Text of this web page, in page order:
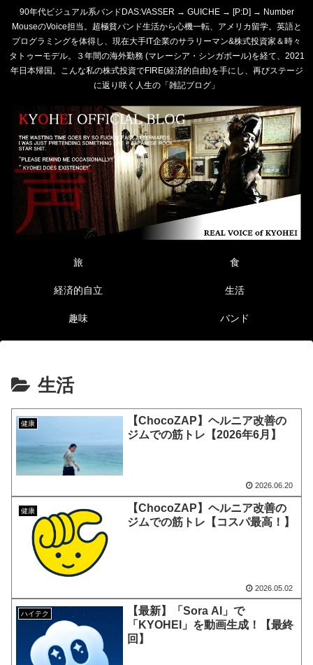
90年代ビジュアル系バンドDAS:VASSER → GUICHE → [P:D] → Number
MouseのVoice担当。超極貧バンド生活から心機一転、アメリカ留学。英語と
プログラミングを体得し、現在大手IT企業のサラリーマン&株式投資家＆時々
タトゥーモデル。３年間の海外勤務 (マレーシア・シンガポール)を経て、2021
年日本帰国。こんな私の株式投資でFIRE(経済的自由)を手にし、再びステージ
に返り咲く人生の「雑記ブログ」
旅 食
経済的自立 生活
趣味 バンド
生活
健康
【ChocoZAP】ヘルニア改善の
ジムでの筋トレ【2026年6月】
2026.06.20
健康
【ChocoZAP】ヘルニア改善の
ジムでの筋トレ【コスパ最高！】
2026.05.02
ハイテク
【最新】「Sora AI」で
「KYOHEI」を動画生成！【最終
回】